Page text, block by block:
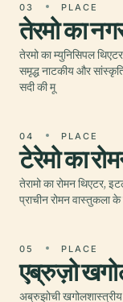
03 PLACE
तेरमो का
तेरमो का म्युनिसिपल
समृद्ध नाटकीय और
सदी की मू
04 PLACE
टेरेमो का
तेरामो का रोमन थिएटर,
प्राचीन रोमन वास्तुकला
05 PLACE
एब्रुज़ो
अब्रुझोची खगोलशास्त्रीय